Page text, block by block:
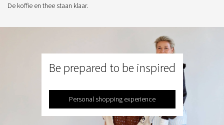
De koffie en thee staan klaar.
Be prepared to be inspired
Personal shopping experience